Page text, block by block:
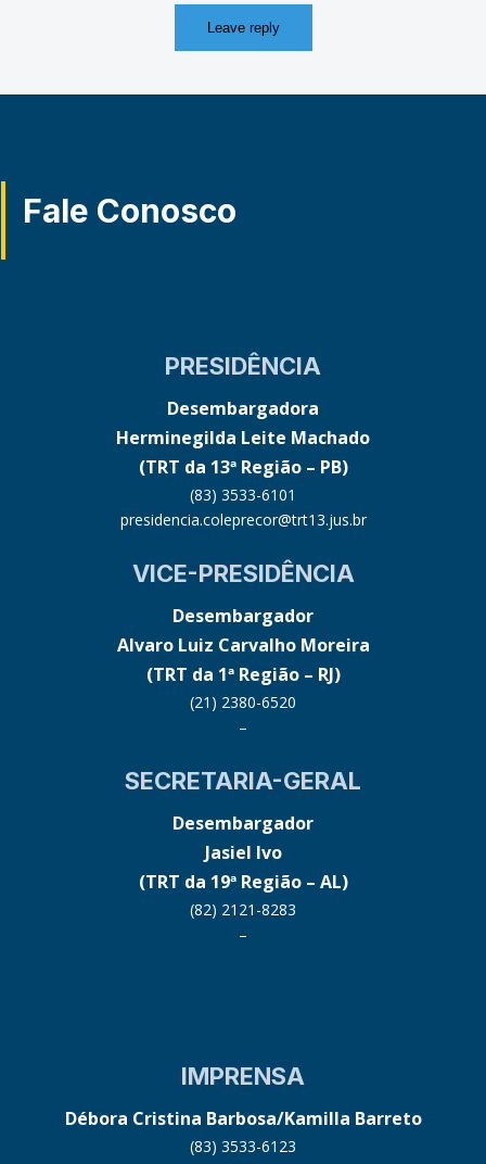
Fale Conosco
PRESIDÊNCIA
Desembargadora
Herminegilda Leite Machado
(TRT da 13ª Região – PB)
(83) 3533-6101
presidencia.coleprecor@trt13.jus.br
VICE-PRESIDÊNCIA
Desembargador
Alvaro Luiz Carvalho Moreira
(TRT da 1ª Região – RJ)
(21) 2380-6520
–
SECRETARIA-GERAL
Desembargador
Jasiel Ivo
(TRT da 19ª Região – AL)
(82) 2121-8283
–
IMPRENSA
Débora Cristina Barbosa/Kamilla Barreto
(83) 3533-6123